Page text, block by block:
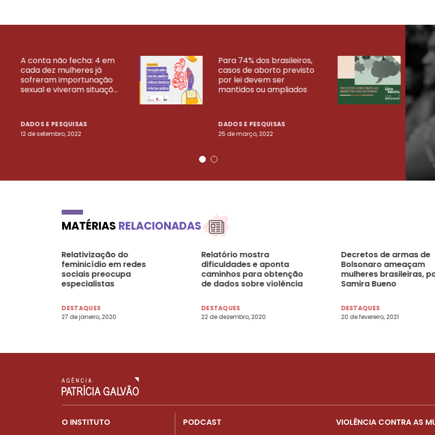
A conta não fecha: 4 em
cada dez mulheres já
sofreram importunação
sexual e viveram situaçõ...
DADOS E PESQUISAS
12 de setembro, 2022
Para 74% dos brasileiros,
casos de aborto previsto
por lei devem ser
mantidos ou ampliados
DADOS E PESQUISAS
25 de março, 2022
23
VEJA MAIS PESQUISAS
MATÉRIAS RELACIONADAS
Relativização do
feminicídio em redes
sociais preocupa
especialistas
DESTAQUES
27 de janeiro, 2020
Relatório mostra
dificuldades e aponta
caminhos para obtenção
de dados sobre violência
DESTAQUES
22 de dezembro, 2020
Decretos de armas de
Bolsonaro ameaçam
mulheres brasileiras,
Samira Bueno
DESTAQUES
20 de fevereiro, 2021
O INSTITUTO PODCAST VIOLÊNCIA CONTRA AS